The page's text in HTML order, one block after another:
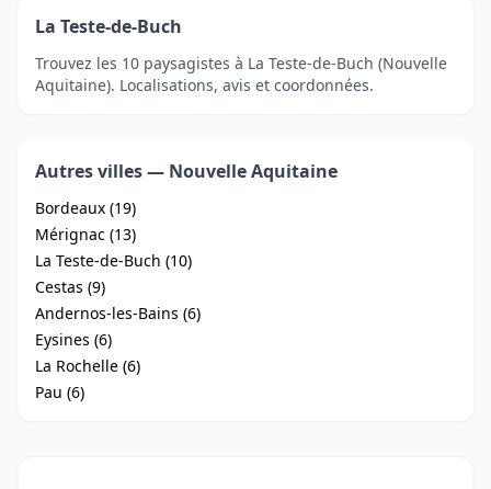
La Teste-de-Buch
Trouvez les 10 paysagistes à La Teste-de-Buch (Nouvelle
Aquitaine). Localisations, avis et coordonnées.
Autres villes — Nouvelle Aquitaine
Bordeaux (19)
Mérignac (13)
La Teste-de-Buch (10)
Cestas (9)
Andernos-les-Bains (6)
Eysines (6)
La Rochelle (6)
Pau (6)